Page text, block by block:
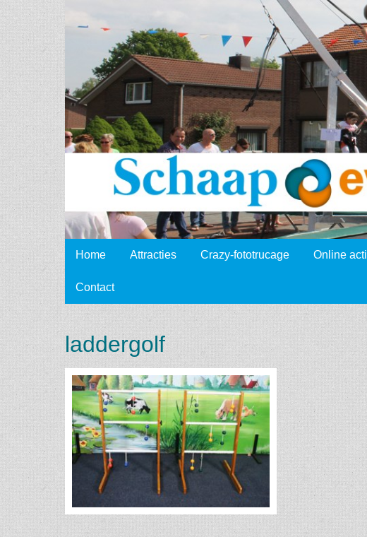
Schaap
Events
Main menu
Skip to content
Home Attracties Crazy-fototrucage Online
Contact
laddergolf